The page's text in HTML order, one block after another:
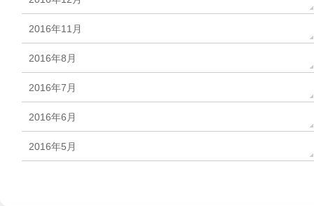
2016年11月
2016年8月
2016年7月
2016年6月
2016年5月